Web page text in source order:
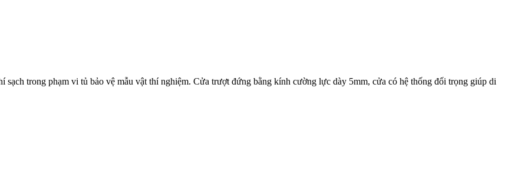
sạch trong phạm vi tủ bảo vệ mẫu vật thí nghiệm. Cửa trượt đứng bằng kính cường lực dày 5mm, cửa có hệ thống đối trọng giúp di